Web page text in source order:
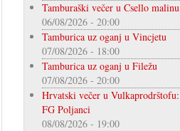
Tamburaški večer u Csello malinu
06/08/2026 - 20:00
Tamburica uz oganj u Vincjetu
07/08/2026 - 18:00
Tamburica uz oganj u Filežu
07/08/2026 - 20:00
Hrvatski večer u Vulkaprodrštofu:
FG Poljanci
08/08/2026 - 19:00